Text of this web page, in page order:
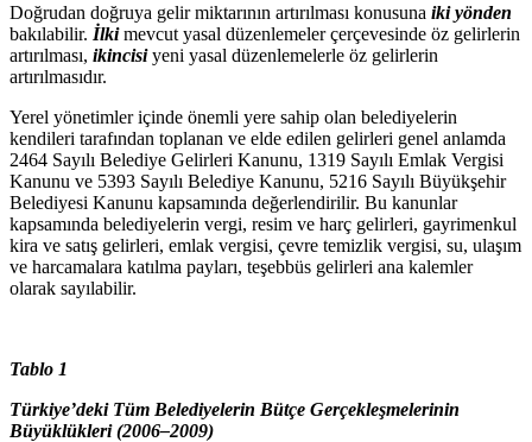
Doğrudan doğruya gelir miktarının artırılması konusuna iki yönden
bakılabilir. İlkimevcut yasal düzenlemeler çerçevesinde öz gelirlerin
artırılması, ikincisiyeni yasal düzenlemelerle öz gelirlerin
artırılmasıdır.
Yerel yönetimler içinde önemli yere sahip olan belediyelerin
kendileri tarafından toplanan ve elde edilen gelirleri genel anlamda
2464 Sayılı Belediye Gelirleri Kanunu, 1319 Sayılı Emlak Vergisi
Kanunu ve 5393 Sayılı Belediye Kanunu, 5216 Sayılı Büyükşehir
Belediyesi Kanunu kapsamında değerlendirilir. Bu kanunlar
kapsamında belediyelerin vergi, resim ve harç gelirleri, gayrimenkul
kira ve satış gelirleri, emlak vergisi, çevre temizlik vergisi, su, ulaşım
ve harcamalara katılma payları, teşebbüs gelirleri ana kalemler
olarak sayılabilir.
Tablo 1
Türkiye’deki Tüm Belediyelerin Bütçe Gerçekleşmelerinin
Büyüklükleri (2006–2009)